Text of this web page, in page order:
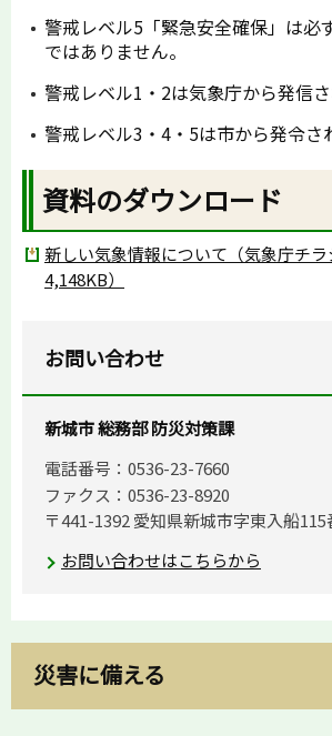
警戒レベル5「緊急安全確保」は必
ではありません。
警戒レベル1・2は気象庁から発信さ
警戒レベル3・4・5は市から発令さ
資料のダウンロード
新しい気象情報について（気象庁チラ
4,148KB）
お問い合わせ
新城市 総務部 防災対策課
電話番号：0536-23-7660
ファクス：0536-23-8920
〒441-1392 愛知県新城市字東入船
お問い合わせはこちらから
災害に備える